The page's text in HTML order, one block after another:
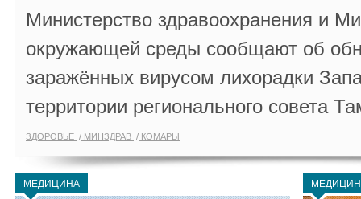
Министерство здравоохранения и
окружающей среды сообщают об
заражённых вирусом лихорадки
территории регионального совета
ЗДОРОВЬЕ МИНЗДРАВ КОМАРЫ
МЕДИЦИНА